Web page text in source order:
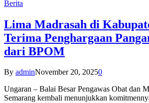
Berita
Lima Madrasah di
Terima Penghargaan
dari BPOM
By adminNovember 20, 20250
Ungaran – Balai Besar Pengawas Obat dan
Semarang kembali menunjukkan